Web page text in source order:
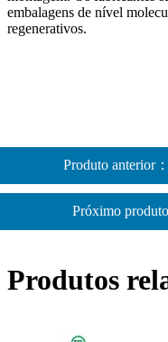
embalagens de nível
regenerativos.
Produto anterior
Próximo
Produtos